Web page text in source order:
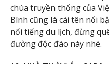
chùa truyền thống của
Bình cũng là cái tên nổi
nổi tiếng du lịch, đừng
đường độc đáo này nhé.